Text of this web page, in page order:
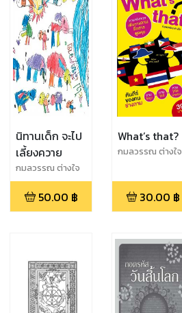
นิทานเด็ก จะไป
เลี้ยงควาย
กมลวรรณ ต่างใจ
50.00 ฿
What’s that?
กมลวรรณ ต่างใจ
30.00 ฿